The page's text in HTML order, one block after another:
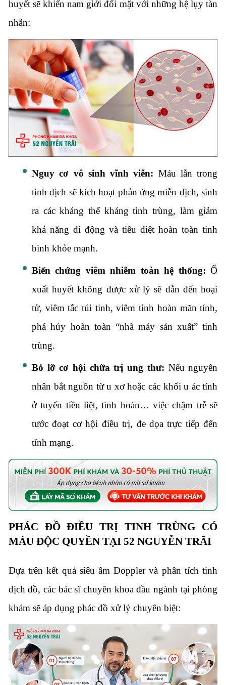
huyết sẽ khiến nam giới đối mặt với những hệ lụy tàn
nhẫn:
Nguy cơ vô sinh vĩnh viễn: Máu lẫn trong
tinh dịch sẽ kích hoạt phản ứng miễn dịch, sinh
ra các kháng thể kháng tinh trùng, làm giảm
khả năng di động và tiêu diệt hoàn toàn tinh
binh khỏe mạnh.
Biến chứng viêm nhiễm toàn hệ thống: Ổ
xuất huyết không được xử lý sẽ dẫn đến hoại
tử, viêm tắc túi tinh, viêm tinh hoàn mãn tính,
phá hủy hoàn toàn “nhà máy sản xuất” tinh
trùng.
Bỏ lỡ cơ hội chữa trị ung thư: Nếu nguyên
nhân bắt nguồn từ u xơ hoặc các khối u ác tính
ở tuyến tiền liệt, tinh hoàn… việc chậm trễ sẽ
tước đoạt cơ hội điều trị, đe dọa trực tiếp đến
tính mạng.
PHÁC ĐỒ ĐIỀU TRỊ TINH TRÙNG CÓ
MÁU ĐỘC QUYỀN TẠI 52 NGUYỄN TRÃI
Dựa trên kết quả siêu âm Doppler và phân tích tinh
dịch đồ, các bác sĩ chuyên khoa đầu ngành tại phòng
khám sẽ áp dụng phác đồ xử lý chuyên biệt: